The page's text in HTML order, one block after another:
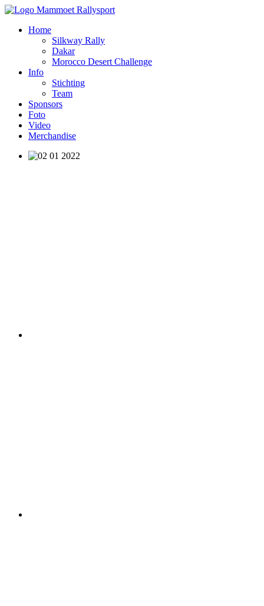
Home
Silkway Rally
Dakar
Morocco Desert Challenge
Info
Stichting
Team
Sponsors
Foto
Video
Merchandise